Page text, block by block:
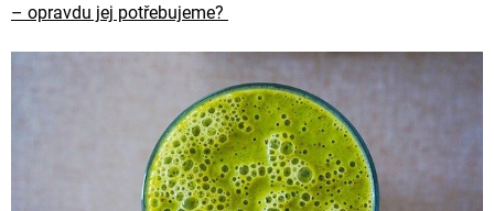
– opravdu jej potřebujeme?